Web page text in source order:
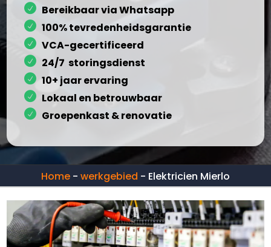
Bereikbaar via Whatsapp
100% tevredenheidsgarantie
VCA-gecertificeerd
24/7 storingsdienst
10+ jaar ervaring
Lokaal en betrouwbaar
Groepenkast & renovatie
Home - werkgebied - Elektricien Mierlo